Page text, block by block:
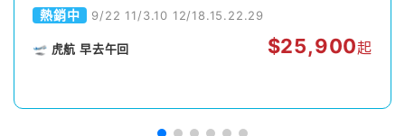
熱銷中 9/22 11/3.10 12/18.15.22.29
🛫 虎航 早去午回 $25,900起